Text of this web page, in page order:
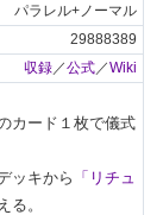
パラレル+ノーマル
29888389
収録 ／公式 ／Wiki
カード１枚で儀式
ッキから 「リチュ
る。